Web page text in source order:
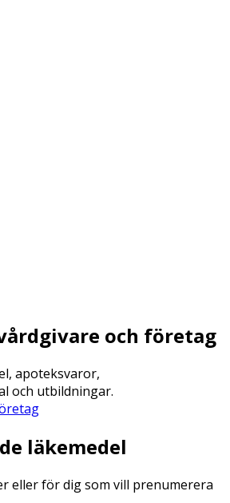
och företag
apoteksvaror,
och utbildningar.
läkemedel
eller för dig som vill prenumerera